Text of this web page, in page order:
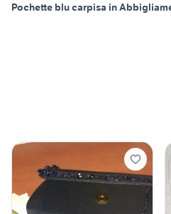
Pochette blu carpisa in